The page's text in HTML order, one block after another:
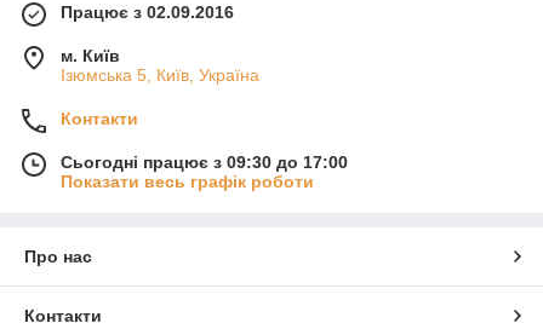
Працює з 02.09.2016
м. Київ
Ізюмська 5, Київ, Україна
Контакти
Сьогодні працює з 09:30 до 17:00
Показати весь графік роботи
Про нас
Контакти